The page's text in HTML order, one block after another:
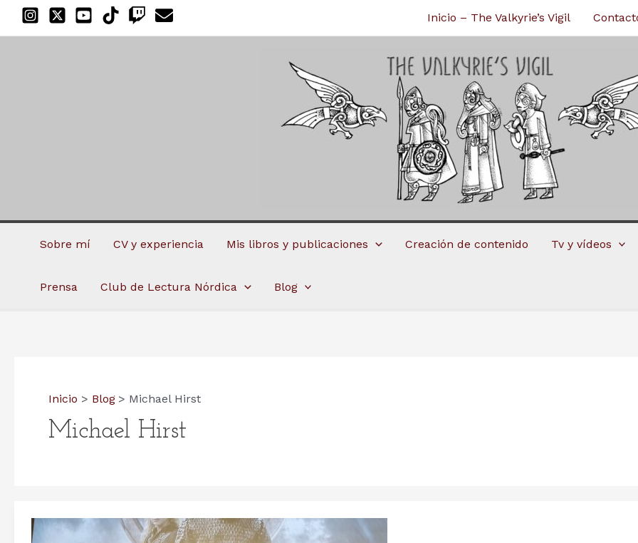
Inicio – The Valkyrie’s Vigil
Sobre mí CV y experiencia Mis libros y publicaciones Creación de contenido Tv y vídeos
Prensa Club de Lectura Nórdica Blog
Inicio Blog Michael Hirst
Michael Hirst